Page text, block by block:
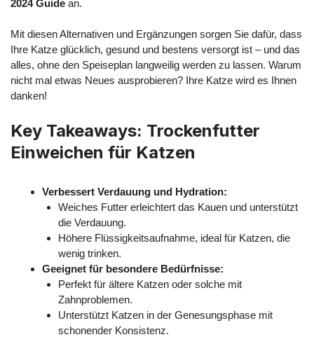
2024 Guide an.
Mit diesen Alternativen und Ergänzungen sorgen Sie dafür, dass
Ihre Katze glücklich, gesund und bestens versorgt ist – und das
alles, ohne den Speiseplan langweilig werden zu lassen. Warum
nicht mal etwas Neues ausprobieren? Ihre Katze wird es Ihnen
danken!
Key Takeaways: Trockenfutter
Einweichen für Katzen
Verbessert Verdauung und Hydration:
Weiches Futter erleichtert das Kauen und unterstützt
die Verdauung.
Höhere Flüssigkeitsaufnahme, ideal für Katzen, die
wenig trinken.
Geeignet für besondere Bedürfnisse:
Perfekt für ältere Katzen oder solche mit
Zahnproblemen.
Unterstützt Katzen in der Genesungsphase mit
schonender Konsistenz.